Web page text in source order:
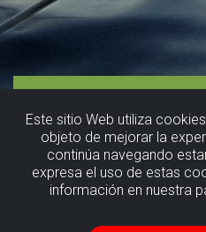
Este sitio Web utiliza
objeto de mejorar la
continúa navegando
expresa el uso de estas
información en nuestra